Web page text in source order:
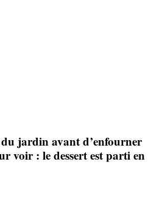
jardin avant d’enfourner
voir : le dessert est parti en